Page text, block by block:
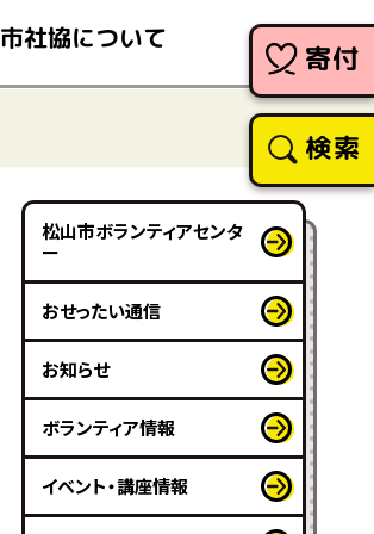
市社協について
寄付
検索
松山市ボランティアセンタ
ー
おせったい通信
お知らせ
ボランティア情報
イベント・講座情報